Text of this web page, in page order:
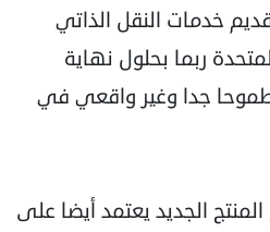
خدمات النقل الذاتي
ربما بحلول نهاية
جدا وغير واقعي في
الجديد يعتمد أيضا على